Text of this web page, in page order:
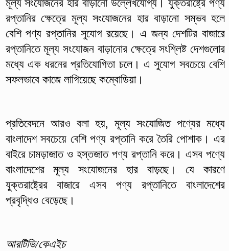
মূল্য সংযোজনের হার বাড়ানো উল্লেখযোগ্য। যুক্তরাষ্ট্রে পণ্য
রপ্তানির ক্ষেত্রে মূল্য সংযোজনের হার বাড়ানো সম্ভব হলে
বেশি পণ্য রপ্তানির সুযোগ রয়েছে। এ জন্য দেশটির বাজারে
রপ্তানিতে মূল্য সংযোজন বাড়ানোর ক্ষেত্রে সংশ্লিষ্ট দেশগুলোর
মধ্যে এক ধরনের প্রতিযোগিতা চলে। এ সুযোগ সবচেয়ে বেশি
সফলভাবে কাজে লাগিয়েছে কম্বোডিয়া।
প্রতিবেদনে আরও বলা হয়, মূল্য সংযোজিত পণ্যের মধ্যে
বাংলাদেশ সবচেয়ে বেশি পণ্য রপ্তানি করে তৈরি পোশাক। এর
বাইরে চামড়াজাত ও হস্তজাত পণ্য রপ্তানি করে। এসব পণ্যে
বাংলাদেশের মূল্য সংযোজনের হার বাড়ছে। যে কারণে
যুক্তরাষ্ট্রের বাজারে এসব পণ্য রপ্তানিতে বাংলাদেশের
প্রবৃদ্ধিও বেড়েছে।
আরটিভি/কেএইচ